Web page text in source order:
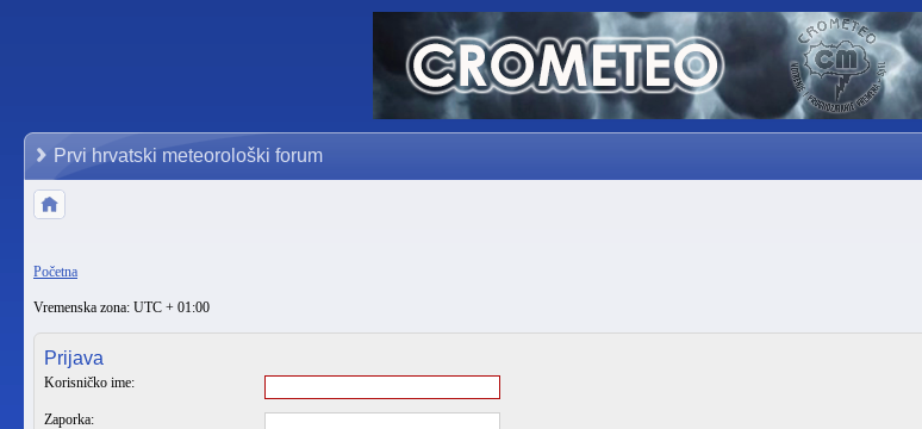
Prvi hrvatski meteorološki forum
Početna
Vremenska zona: UTC + 01:00
Prijava
Korisničko ime:
Zaporka: